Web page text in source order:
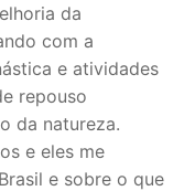
da
com a
e atividades
repouso
da natureza.
e eles me
e sobre o que